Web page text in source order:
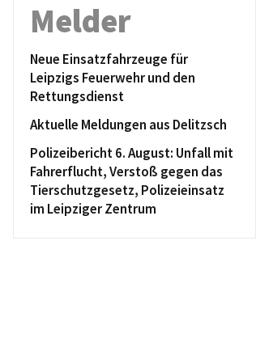
Melder
Neue Einsatzfahrzeuge für
Leipzigs Feuerwehr und den
Rettungsdienst
Aktuelle Meldungen aus Delitzsch
Polizeibericht 6. August: Unfall mit
Fahrerflucht, Verstoß gegen das
Tierschutzgesetz, Polizeieinsatz
im Leipziger Zentrum